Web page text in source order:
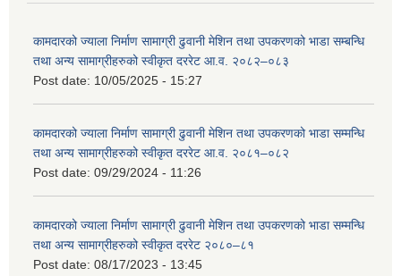
कामदारको ज्याला निर्माण सामाग्री ढुवानी मेशिन तथा उपकरणको भाडा सम्बन्धि
तथा अन्य सामाग्रीहरुको स्वीकृत दररेट आ.व. २०८२–०८३
Post date: 10/05/2025 - 15:27
कामदारको ज्याला निर्माण सामाग्री ढुवानी मेशिन तथा उपकरणको भाडा सम्मन्धि
तथा अन्य सामाग्रीहरुको स्वीकृत दररेट आ.व. २०८१–०८२
Post date: 09/29/2024 - 11:26
कामदारको ज्याला निर्माण सामाग्री ढुवानी मेशिन तथा उपकरणको भाडा सम्मन्धि
तथा अन्य सामाग्रीहरुको स्वीकृत दररेट २०८०–८१
Post date: 08/17/2023 - 13:45